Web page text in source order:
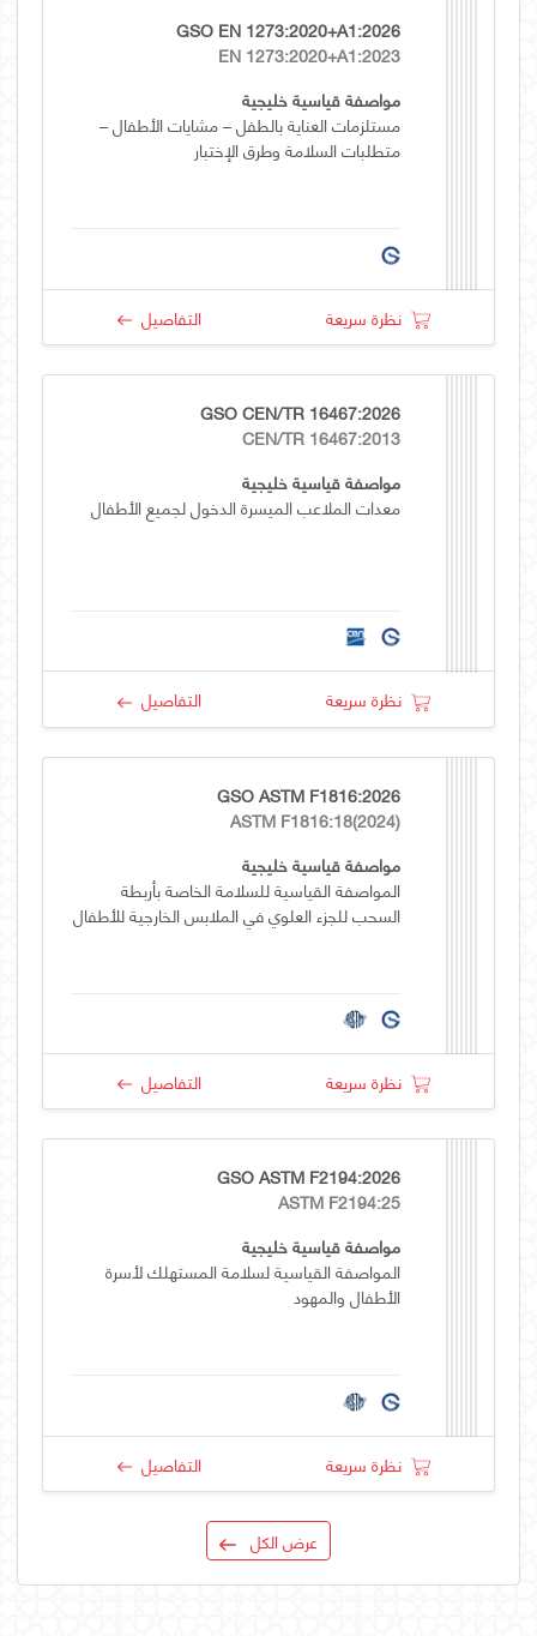
GSO EN 1273:2020+A1:2026
EN 1273:2020+A1:2023
مواصفة قياسية خليجية
مستلزمات العناية بالطفل – مشايات الأطفال –
متطلبات السلامة وطرق الإختبار
نظرة سريعة التفاصيل
GSO CEN/TR 16467:2026
CEN/TR 16467:2013
مواصفة قياسية خليجية
معدات الملاعب الميسرة الدخول لجميع الأطفال
نظرة سريعة التفاصيل
GSO ASTM F1816:2026
ASTM F1816:18(2024)
مواصفة قياسية خليجية
المواصفة القياسية للسلامة الخاصة بأربطة
السحب للجزء العلوي في الملابس الخارجية للأطفال
نظرة سريعة التفاصيل
GSO ASTM F2194:2026
ASTM F2194:25
مواصفة قياسية خليجية
المواصفة القياسية لسلامة المستهلك لأسرة
الأطفال والمهود
نظرة سريعة التفاصيل
عرض الكل